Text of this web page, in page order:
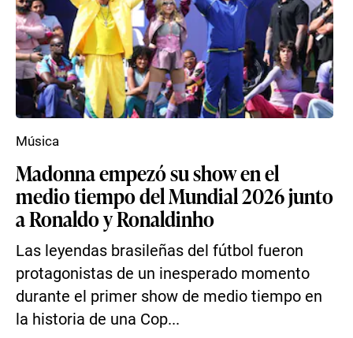
Madonna empezó su show en el
medio tiempo del Mundial 2026 junto
a Ronaldo y Ronaldinho
Las leyendas brasileñas del fútbol fueron
protagonistas de un inesperado momento
durante el primer show de medio tiempo en
la historia de una Cop...
Música